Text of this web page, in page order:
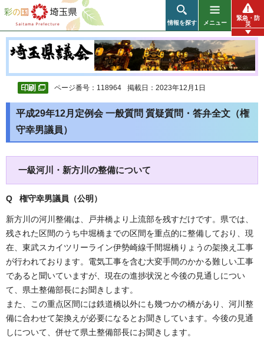
彩の国 埼玉県
情報を探す メニュー
緊急・防
災
ページ番号：118964 掲載日：2023年12月1日
平成29年12月定例会 一般質問 質疑質問・答弁全文（権
守幸男議員）
一級河川・新方川の整備について
Q 権守幸男議員（公明）
新方川の河川整備は、戸井橋より上流部を残すだけです。県では、
残された区間のうち中堀橋までの区間を重点的に整備しており、現
在、東武スカイツリーライン伊勢崎線千間堀橋りょうの架換え工事
が行われております。電気工事を含む大変手間のかかる難しい工事
であると聞いていますが、現在の進捗状況と今後の見通しについ
て、県土整備部長にお聞きします。
また、この重点区間には鉄道橋以外にも幾つかの橋があり、河川整
備に合わせて架換えが必要になるとお聞きしています。今後の見通
しについて、併せて県土整備部長にお聞きします。